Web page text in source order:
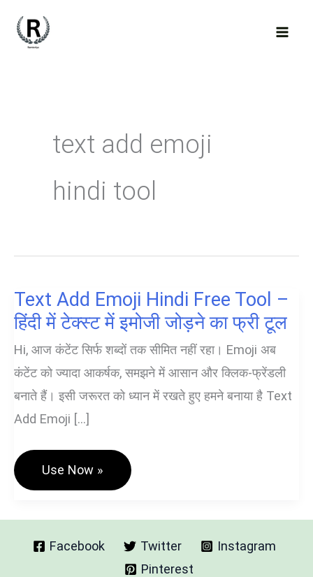
text add emoji
hindi tool
Text Add Emoji Hindi Free Tool –
हिंदी में टेक्स्ट में इमोजी जोड़ने का फ्री टूल
Hi, आज कंटेंट सिर्फ शब्दों तक सीमित नहीं रहा। Emoji अब
कंटेंट को ज्यादा आकर्षक, समझने में आसान और क्लिक-फ्रेंडली
बनाते हैं। इसी जरूरत को ध्यान में रखते हुए हमने बनाया है Text
Add Emoji […]
Text
Emoji
Free
–
हिंदी
Use Now »
Facebook Twitter
Instagram
Pinterest